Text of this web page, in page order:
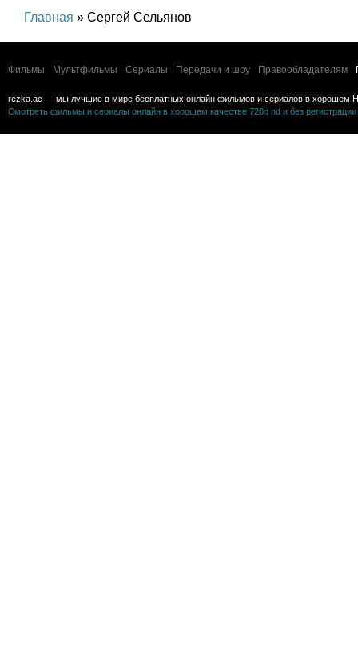
Главная » Сергей Сельянов
Фильмы Мультфильмы Сериалы Передачи и шоу Правообладателям
rezka.ac — мы лучшие в мире бесплатных онлайн фильмов и сериалов в хорошем
Смотреть фильмы и сериалы онлайн в хорошем качестве 720p hd и без